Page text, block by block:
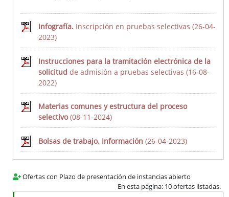
Contratos en formación
Ofertas Empleo Público
Búsqueda
Información de este Servicio
Últimas Ofertas
Lista de Distribución
- Formulario de Alta
- Formulario de Baja
Suscripción personalizada
Infografía. Inscripción en pruebas selectivas (26-04-
2023)
Instrucciones para la tramitación electrónica de la
solicitud de admisión a pruebas selectivas (16-08-
2022)
Materias comunes y estructura del proceso
selectivo(08-11-2024)
Bolsas de trabajo. Información(26-04-2023)
Ofertas con Plazo de presentación de instancias abierto
En esta página: 10 ofertas listadas.